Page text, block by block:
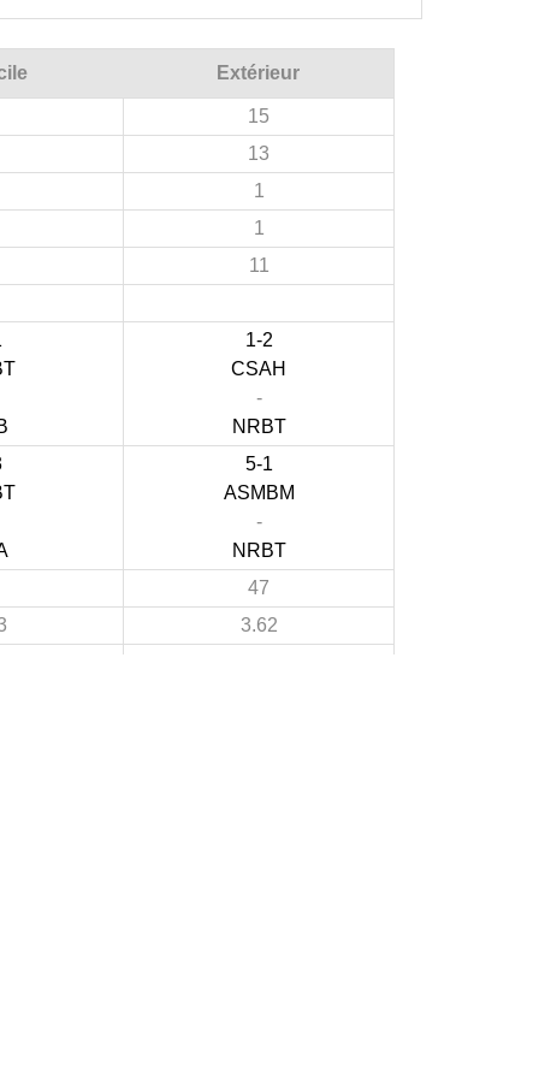
Extérieur
15
13
1
1
11
1-2
CSAH
-
NRBT
5-1
ASMBM
-
NRBT
47
3.62